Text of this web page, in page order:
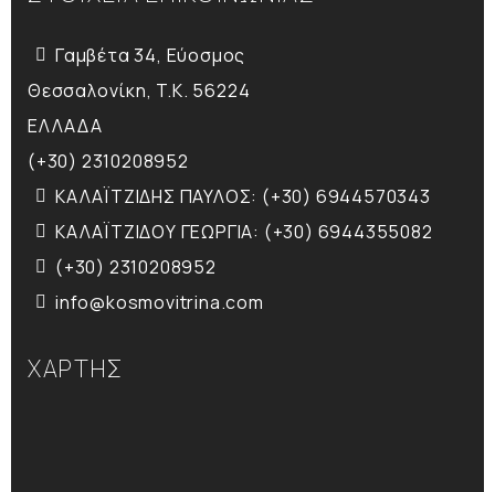
Γαμβέτα 34, Εύοσμος
Θεσσαλονίκη, T.K. 56224
ΕΛΛΑΔΑ
(+30) 2310208952
ΚΑΛΑΪΤΖΙΔΗΣ ΠΑΥΛΟΣ: (+30) 6944570343
ΚΑΛΑΪΤΖΙΔΟΥ ΓΕΩΡΓΙΑ: (+30) 6944355082
(+30) 2310208952
info@kosmovitrina.com
ΧΑΡΤΗΣ